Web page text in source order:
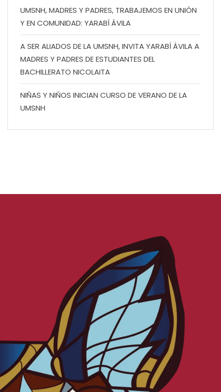
UMSNH, MADRES Y PADRES, TRABAJEMOS EN UNIÓN
Y EN COMUNIDAD: YARABÍ ÁVILA
A SER ALIADOS DE LA UMSNH, INVITA YARABÍ ÁVILA A
MADRES Y PADRES DE ESTUDIANTES DEL
BACHILLERATO NICOLAITA
NIÑAS Y NIÑOS INICIAN CURSO DE VERANO DE LA
UMSNH